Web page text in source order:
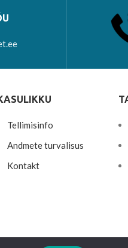
Tellimisinfo
Andmete turvalisus
Kontakt